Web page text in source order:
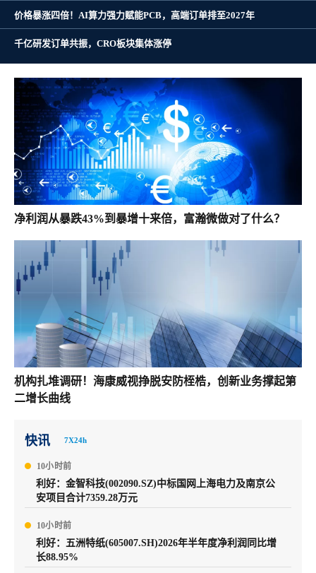
价格暴涨四倍！AI算力强力赋能PCB，高端订单排至2027年
千亿研发订单共振，CRO板块集体涨停
净利润从暴跌43%到暴增十来倍，富瀚微做对了什么？
机构扎堆调研！海康威视挣脱安防桎梏，创新业务撑起第
二增长曲线
快讯 7X24h
10小时前
利好：金智科技(002090.SZ)中标国网上海电力及南京公
安项目合计7359.28万元
10小时前
利好：五洲特纸(605007.SH)2026年半年度净利润同比增
长88.95%